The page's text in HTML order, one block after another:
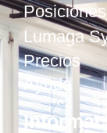
Posiciones
Lumaga
Precios
Ayuda